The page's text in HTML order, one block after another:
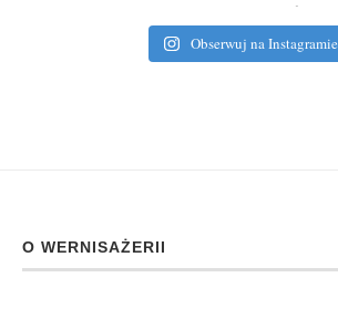
Obserwuj na Instagramie
O WERNISAŻERII